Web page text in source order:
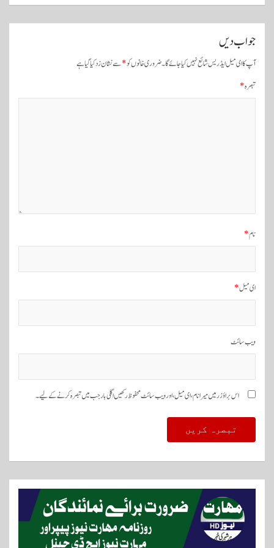
و
ن
جواب دیں
آپ کا ای میل ایڈریس شائع نہیں کیا جائے گا۔ضروری خانوں کو*سے نشان زد کیا گیا ہے
تبصرہ*
نام*
ای میل*
ویب‌ سائٹ
اس براؤزر میں میرا نام، ای میل، اور ویب سائٹ محفوظ رکھیں اگلی بار جب میں تبصرہ کرنے کےلیے۔